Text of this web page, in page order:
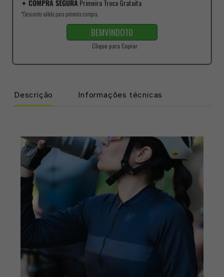
✦ COMPRA SEGURA Primeira Troca Gratuita
*Desconto válido para primeira compra.
BEMVINDO10
Clique para Copiar
Descrição Informações técnicas